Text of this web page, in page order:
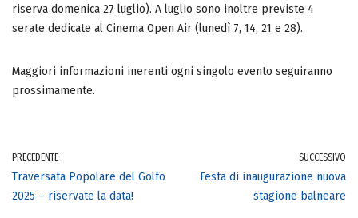
riserva domenica 27 luglio). A luglio sono inoltre previste 4
serate dedicate al Cinema Open Air (lunedì 7, 14, 21 e 28).
Maggiori informazioni inerenti ogni singolo evento seguiranno
prossimamente.
PRECEDENTE
Traversata Popolare del Golfo
2025 – riservate la data!
SUCCESSIVO
Festa di inaugurazione nuova
stagione balneare